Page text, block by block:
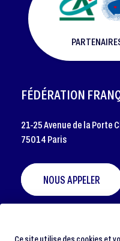
FOOTER
FÉDÉRATION
21-25 Avenue de la Porte
75014 Paris
NOUS APPELER
Ce site utilise des cookies et